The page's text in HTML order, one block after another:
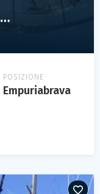
JEANNEAU SUN ODYSSEY 54 DS
POSIZIONE
Empuriabrava